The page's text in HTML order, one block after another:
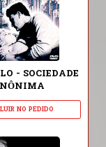
- SOCIEDADE
NO PEDIDO